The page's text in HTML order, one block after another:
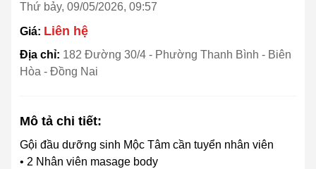
Thứ bảy, 09/05/2026, 09:57
Giá: Liên hệ
Địa chỉ: 182 Đường 30/4 - Phường Thanh Bình - Biên
Hòa - Đồng Nai
Mô tả chi tiết:
Gội đầu dưỡng sinh Mộc Tâm cần tuyển nhân viên
• 2 Nhân viên masage body